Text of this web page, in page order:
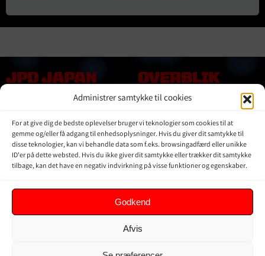
Administrer samtykke til cookies
For at give dig de bedste oplevelser bruger vi teknologier som cookies til at
gemme og/eller få adgang til enhedsoplysninger. Hvis du giver dit samtykke til
disse teknologier, kan vi behandle data som f.eks. browsingadfærd eller unikke
ID'er på dette websted. Hvis du ikke giver dit samtykke eller trækker dit samtykke
tilbage, kan det have en negativ indvirkning på visse funktioner og egenskaber.
Godkend
Afvis
JPD JAPAN
DENMARK
Kontakt Os
Om JPD Japan Denmark
Handelsbetingelser
Privat Politik
OVERBLIK
Online shop
Vores Mærker